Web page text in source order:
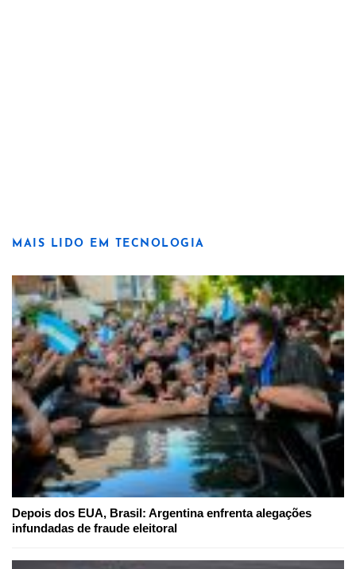
MAIS LIDO EM TECNOLOGIA
Depois dos EUA, Brasil: Argentina enfrenta alegações
infundadas de fraude eleitoral